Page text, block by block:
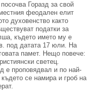
Горазд за свой
феодален елит
духовенство както
податки за
където името му е
под датата 17 юли. На
памет. Нещо повече:
светец.
е проповядвал и по най-
се намира и гроб на